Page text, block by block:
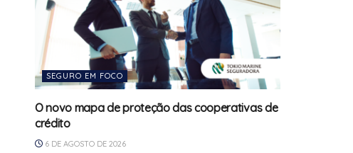
SEGURO EM FOCO
O novo mapa de proteção das cooperativas de
crédito
6 DE AGOSTO DE 2026